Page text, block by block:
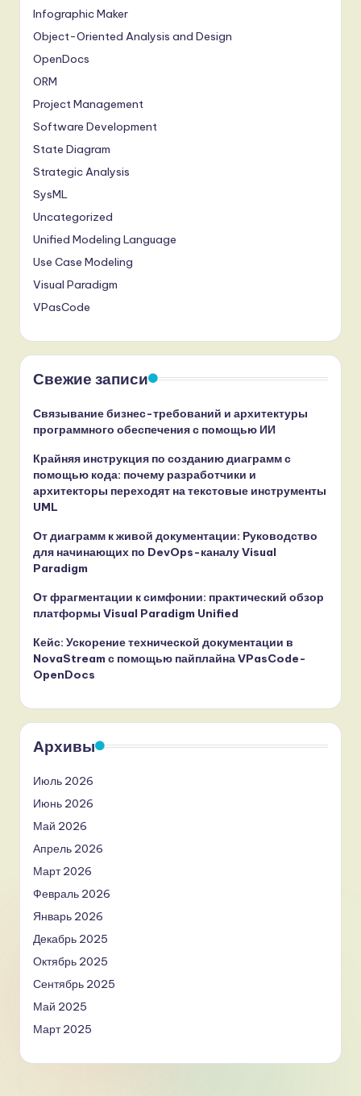
Infographic Maker
Object-Oriented Analysis and Design
OpenDocs
ORM
Project Management
Software Development
State Diagram
Strategic Analysis
SysML
Uncategorized
Unified Modeling Language
Use Case Modeling
Visual Paradigm
VPasCode
Свежие записи
Связывание бизнес-требований и архитектуры
программного обеспечения с помощью ИИ
Крайняя инструкция по созданию диаграмм с
помощью кода: почему разработчики и
архитекторы переходят на текстовые инструменты
UML
От диаграмм к живой документации: Руководство
для начинающих по DevOps-каналу Visual
Paradigm
От фрагментации к симфонии: практический обзор
платформы Visual Paradigm Unified
Кейс: Ускорение технической документации в
NovaStream с помощью пайплайна VPasCode-
OpenDocs
Архивы
Июль 2026
Июнь 2026
Май 2026
Апрель 2026
Март 2026
Февраль 2026
Январь 2026
Декабрь 2025
Октябрь 2025
Сентябрь 2025
Май 2025
Март 2025